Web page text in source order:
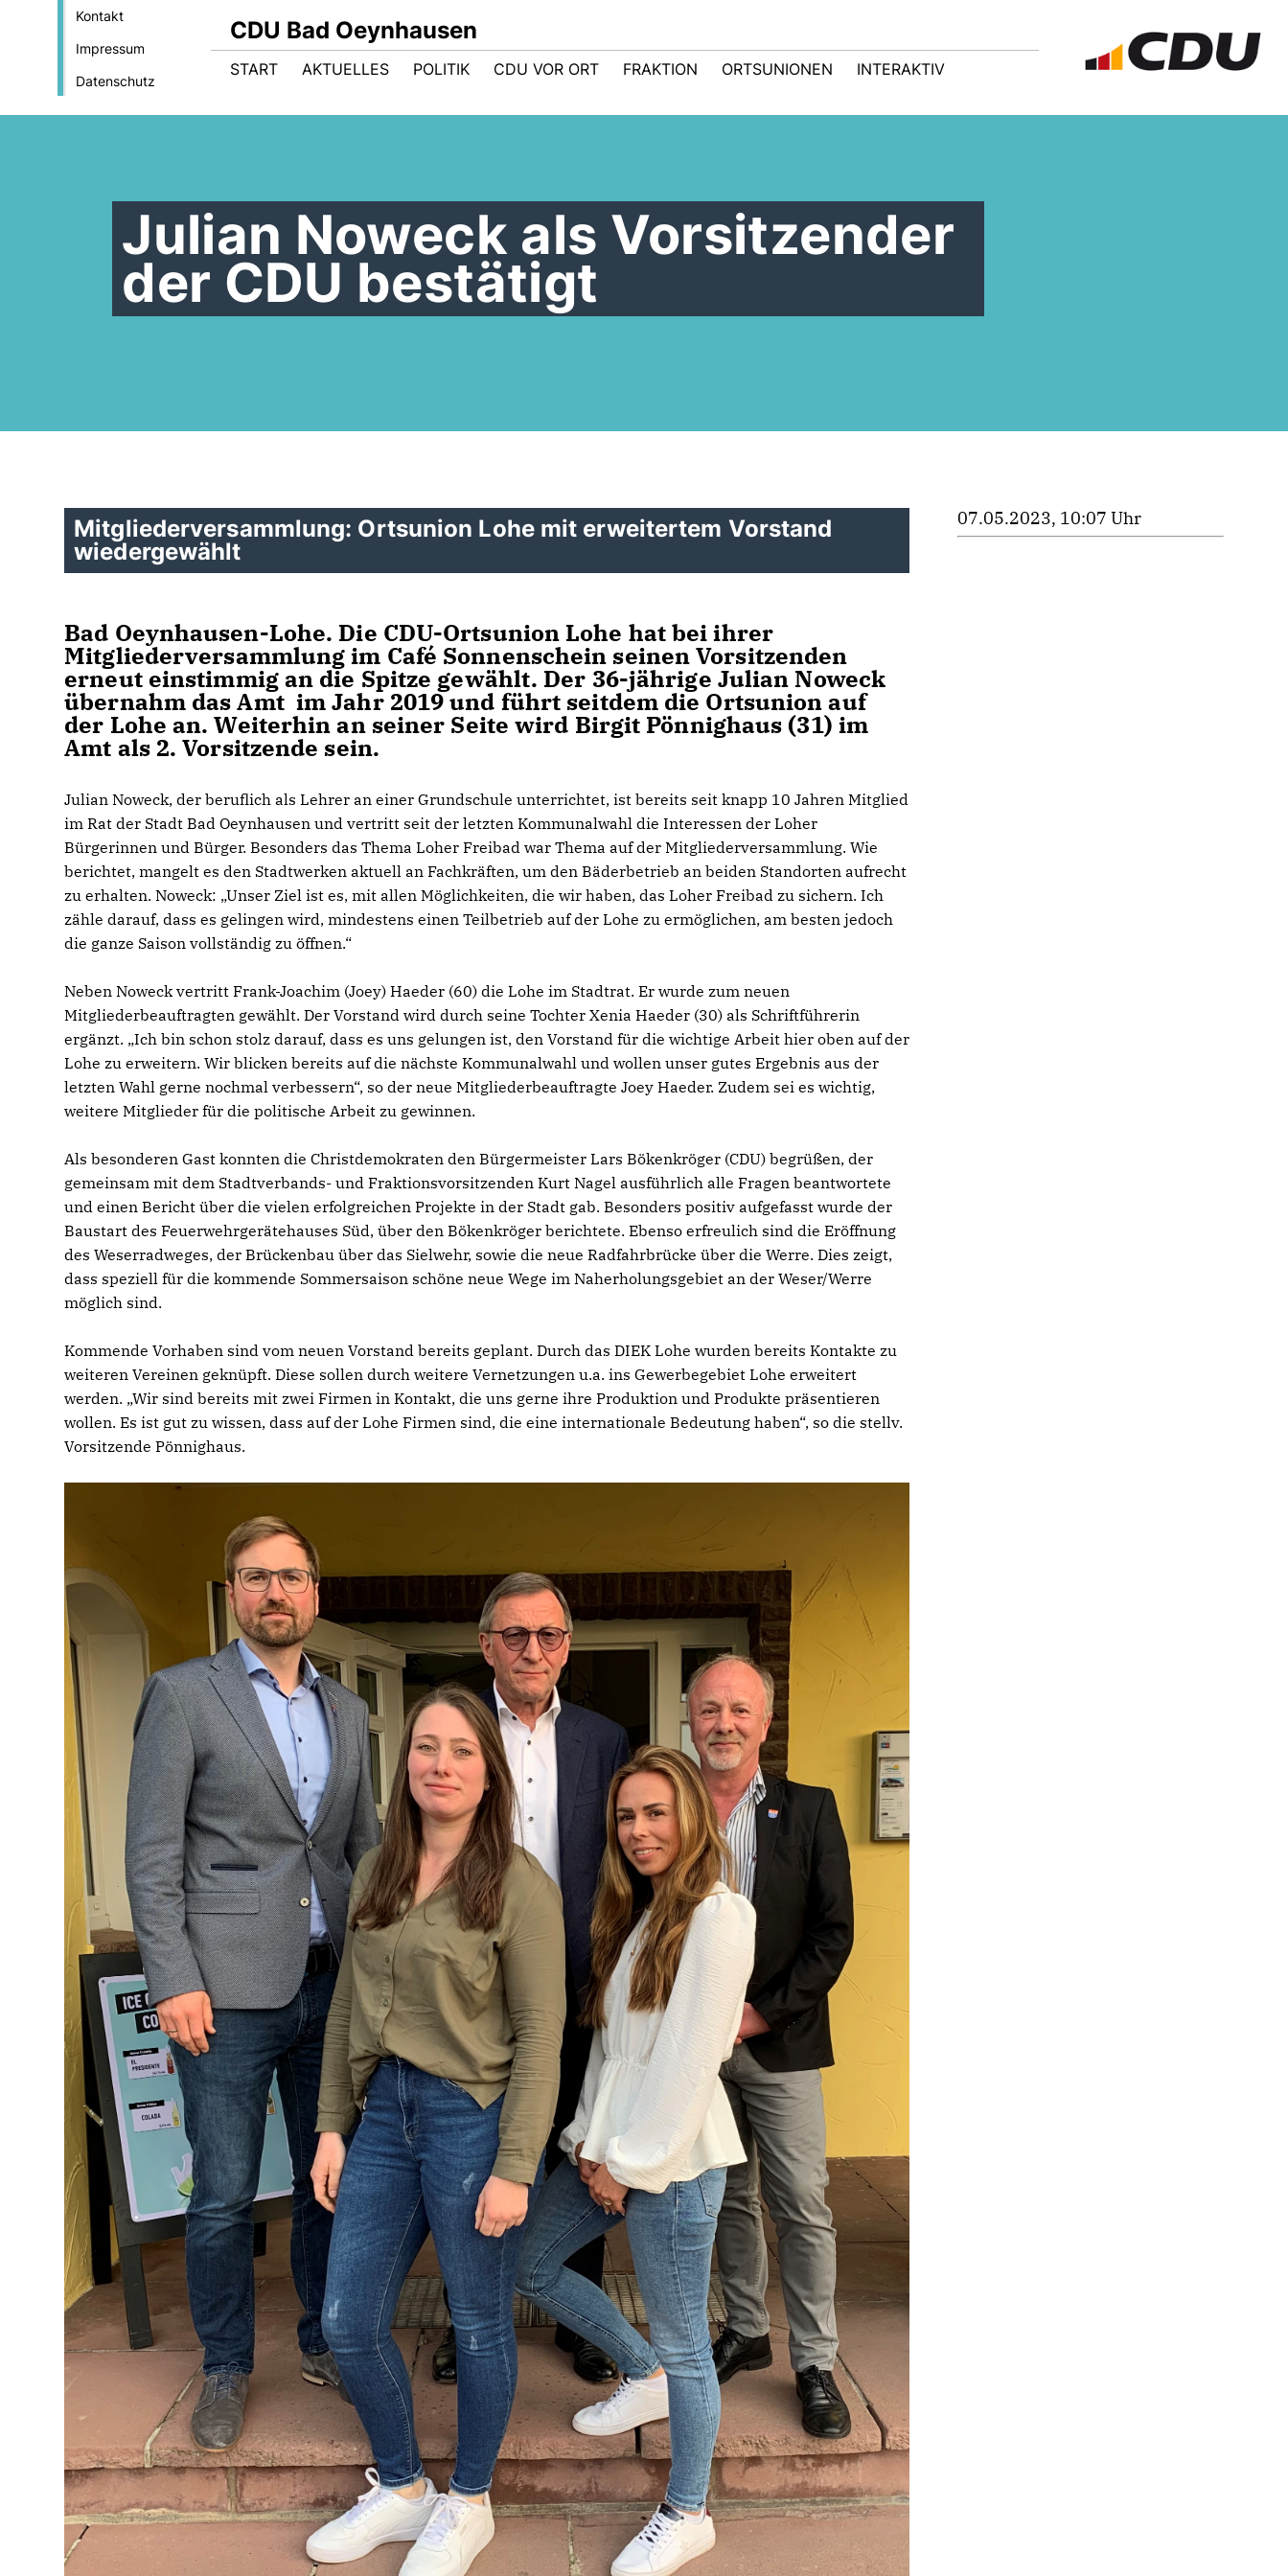
Kontakt
Impressum
Datenschutz
CDU Bad Oeynhausen
START AKTUELLES POLITIK CDU VOR ORT FRAKTION ORTSUNIONEN INTERAKTIV
Julian Noweck als Vorsitzender
der CDU bestätigt
Mitgliederversammlung: Ortsunion Lohe mit erweitertem Vorstand
wiedergewählt
Bad Oeynhausen-Lohe. Die CDU-Ortsunion Lohe hat bei ihrer
Mitgliederversammlung im Café Sonnenschein seinen Vorsitzenden
erneut einstimmig an die Spitze gewählt. Der 36-jährige Julian Noweck
übernahm das Amt im Jahr 2019 und führt seitdem die Ortsunion auf
der Lohe an. Weiterhin an seiner Seite wird Birgit Pönnighaus (31) im
Amt als 2. Vorsitzende sein.
Julian Noweck, der beruflich als Lehrer an einer Grundschule unterrichtet, ist bereits seit knapp 10 Jahren Mitglied
im Rat der Stadt Bad Oeynhausen und vertritt seit der letzten Kommunalwahl die Interessen der Loher
Bürgerinnen und Bürger. Besonders das Thema Loher Freibad war Thema auf der Mitgliederversammlung. Wie
berichtet, mangelt es den Stadtwerken aktuell an Fachkräften, um den Bäderbetrieb an beiden Standorten aufrecht
zu erhalten. Noweck: „Unser Ziel ist es, mit allen Möglichkeiten, die wir haben, das Loher Freibad zu sichern. Ich
zähle darauf, dass es gelingen wird, mindestens einen Teilbetrieb auf der Lohe zu ermöglichen, am besten jedoch
die ganze Saison vollständig zu öffnen.“
Neben Noweck vertritt Frank-Joachim (Joey) Haeder (60) die Lohe im Stadtrat. Er wurde zum neuen
Mitgliederbeauftragten gewählt. Der Vorstand wird durch seine Tochter Xenia Haeder (30) als Schriftführerin
ergänzt. „Ich bin schon stolz darauf, dass es uns gelungen ist, den Vorstand für die wichtige Arbeit hier oben auf der
Lohe zu erweitern. Wir blicken bereits auf die nächste Kommunalwahl und wollen unser gutes Ergebnis aus der
letzten Wahl gerne nochmal verbessern“, so der neue Mitgliederbeauftragte Joey Haeder. Zudem sei es wichtig,
weitere Mitglieder für die politische Arbeit zu gewinnen.
Als besonderen Gast konnten die Christdemokraten den Bürgermeister Lars Bökenkröger (CDU) begrüßen, der
gemeinsam mit dem Stadtverbands- und Fraktionsvorsitzenden Kurt Nagel ausführlich alle Fragen beantwortete
und einen Bericht über die vielen erfolgreichen Projekte in der Stadt gab. Besonders positiv aufgefasst wurde der
Baustart des Feuerwehrgerätehauses Süd, über den Bökenkröger berichtete. Ebenso erfreulich sind die Eröffnung
des Weserradweges, der Brückenbau über das Sielwehr, sowie die neue Radfahrbrücke über die Werre. Dies zeigt,
dass speziell für die kommende Sommersaison schöne neue Wege im Naherholungsgebiet an der Weser/Werre
möglich sind.
Kommende Vorhaben sind vom neuen Vorstand bereits geplant. Durch das DIEK Lohe wurden bereits Kontakte zu
weiteren Vereinen geknüpft. Diese sollen durch weitere Vernetzungen u.a. ins Gewerbegebiet Lohe erweitert
werden. „Wir sind bereits mit zwei Firmen in Kontakt, die uns gerne ihre Produktion und Produkte präsentieren
wollen. Es ist gut zu wissen, dass auf der Lohe Firmen sind, die eine internationale Bedeutung haben“, so die stellv.
Vorsitzende Pönnighaus.
07.05.2023, 10:07 Uhr